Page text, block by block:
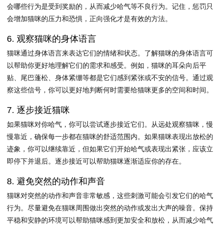
会哪些行为是受到奖励的，从而减少哈气等不良行为。记住，惩罚只
会增加猫咪的压力和恐惧，正向强化才是有效的方法。
6. 观察猫咪的身体语言
猫咪通过身体语言来表达它们的情绪和状态。了解猫咪的身体语言可
以帮助你更好地理解它们的需求和感受。例如，猫咪的耳朵向后平
贴、尾巴蓬松、身体紧绷等都是它们感到紧张或不安的信号。通过观
察这些信号，你可以更好地判断何时需要给猫咪更多的空间和时间。
7. 逐步接近猫咪
如果猫咪对你哈气，你可以尝试逐步接近它们。从远处观察猫咪，慢
慢靠近，确保每一步都在猫咪的舒适范围内。如果猫咪表现出放松的
迹象，你可以继续靠近，但如果它们开始哈气或表现出紧张，应该立
即停下并退后。逐步接近可以帮助猫咪逐渐适应你的存在。
8. 避免突然的动作和声音
猫咪对突然的动作和声音非常敏感，这些刺激可能会引发它们的哈气
行为。尽量避免在猫咪周围做出突然的动作或发出大声的噪音。保持
平稳和安静的环境可以帮助猫咪感到更加安全和放松，从而减少哈气